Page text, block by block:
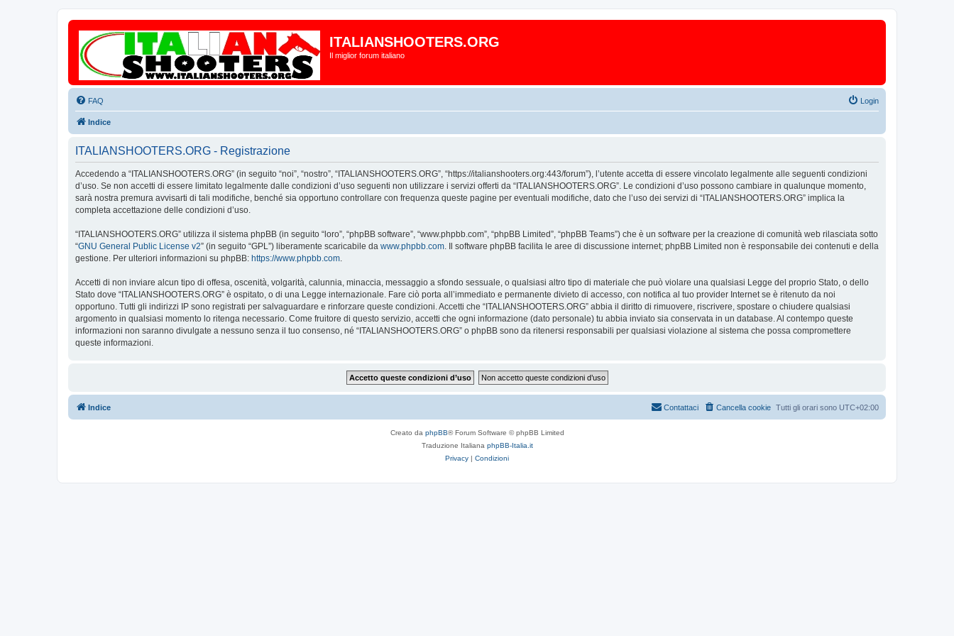
ITALIANSHOOTERS.ORG
Il miglior forum italiano
FAQ Login
Indice
ITALIANSHOOTERS.ORG - Registrazione
Accedendo a “ITALIANSHOOTERS.ORG” (in seguito “noi”, “nostro”, “ITALIANSHOOTERS.ORG”, “https://italianshooters.org:443/forum”), l’utente accetta di essere vincolato legalmente alle seguenti condizioni
d’uso. Se non accetti di essere limitato legalmente dalle condizioni d’uso seguenti non utilizzare i servizi offerti da “ITALIANSHOOTERS.ORG”. Le condizioni d’uso possono cambiare in qualunque momento,
sarà nostra premura avvisarti di tali modifiche, benché sia opportuno controllare con frequenza queste pagine per eventuali modifiche, dato che l’uso dei servizi di “ITALIANSHOOTERS.ORG” implica la
completa accettazione delle condizioni d’uso.
“ITALIANSHOOTERS.ORG” utilizza il sistema phpBB (in seguito “loro”, “phpBB software”, “www.phpbb.com”, “phpBB Limited”, “phpBB Teams”) che è un software per la creazione di comunità web rilasciata sotto
“GNU General Public License v2” (in seguito “GPL”) liberamente scaricabile da www.phpbb.com. Il software phpBB facilita le aree di discussione internet; phpBB Limited non è responsabile dei contenuti e della
gestione. Per ulteriori informazioni su phpBB: https://www.phpbb.com.
Accetti di non inviare alcun tipo di offesa, oscenità, volgarità, calunnia, minaccia, messaggio a sfondo sessuale, o qualsiasi altro tipo di materiale che può violare una qualsiasi Legge del proprio Stato, o dello
Stato dove “ITALIANSHOOTERS.ORG” è ospitato, o di una Legge internazionale. Fare ciò porta all’immediato e permanente divieto di accesso, con notifica al tuo provider Internet se è ritenuto da noi
opportuno. Tutti gli indirizzi IP sono registrati per salvaguardare e rinforzare queste condizioni. Accetti che “ITALIANSHOOTERS.ORG” abbia il diritto di rimuovere, riscrivere, spostare o chiudere qualsiasi
argomento in qualsiasi momento lo ritenga necessario. Come fruitore di questo servizio, accetti che ogni informazione (dato personale) tu abbia inviato sia conservata in un database. Al contempo queste
informazioni non saranno divulgate a nessuno senza il tuo consenso, né “ITALIANSHOOTERS.ORG” o phpBB sono da ritenersi responsabili per qualsiasi violazione al sistema che possa compromettere
queste informazioni.
Indice Tutti gli orari sono UTC+02:00
Cancella cookie
Contattaci
Creato da phpBB® Forum Software © phpBB Limited
Traduzione Italiana phpBB-Italia.it
Privacy | Condizioni